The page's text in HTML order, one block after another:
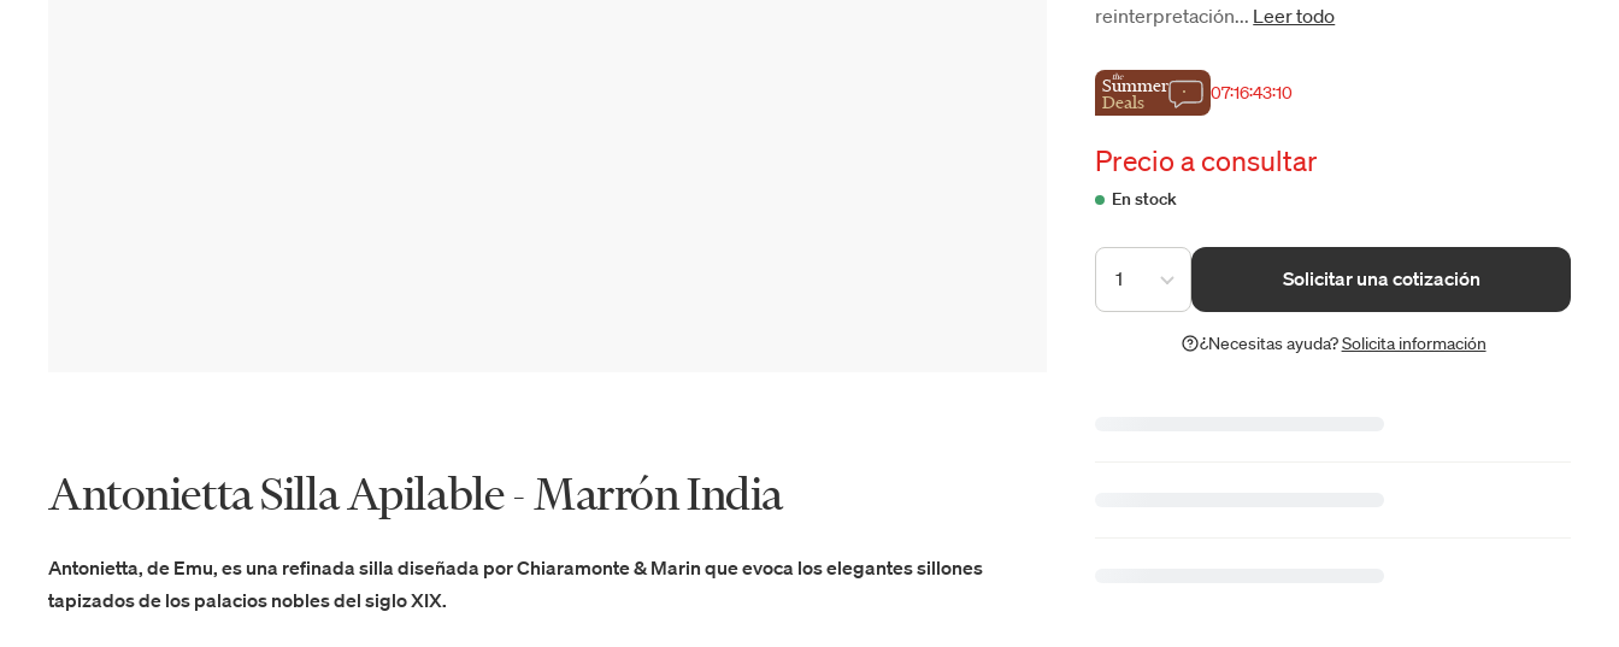
reinterpretación... Leer todo
the
Summer
Deals 07:16:43:10
Precio a consultar
En stock
1 Solicitar una cotización
¿Necesitas ayuda?Solicita información
Antonietta Silla Apilable - Marrón India
Antonietta, de Emu, es una refinada silla diseñada por Chiaramonte & Marin que evoca los elegantes sillones
tapizados de los palacios nobles del siglo XIX.